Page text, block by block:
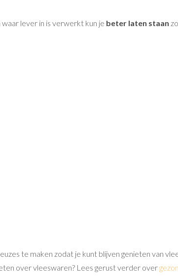
lever in is verwerkt kun je beter laten staan
te maken zodat je kunt blijven genieten van
over vleeswaren? Lees gerust verder over